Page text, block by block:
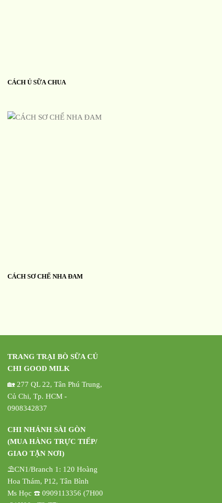
CÁCH Ủ SỮA CHUA
CÁCH SƠ CHẾ NHA ĐAM
TRANG TRẠI BÒ SỮA CỦ
CHI GOOD MILK
🏡 277 QL 22, Tân Phú Trung,
Củ Chi, Tp. HCM -
0908342837
CHI NHÁNH SÀI GÒN
(MUA HÀNG TRỰC TIẾP/
GIAO TẬN NƠI)
⛱️CN1/Branch 1: 120 Hoàng
Hoa Thám, P12, Tân Bình
Ms Học ☎️ 0909113356 (7H00